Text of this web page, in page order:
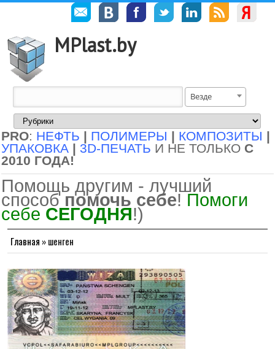
MPlast.by
Везде
PRO: НЕФТЬ | ПОЛИМЕРЫ | КОМПОЗИТЫ |
УПАКОВКА | 3D-ПЕЧАТЬ И НЕ ТОЛЬКО С
2010 ГОДА!
Помощь другим - лучший
способ помочь себе! Помоги
себе СЕГОДНЯ!)
Главная »шенген